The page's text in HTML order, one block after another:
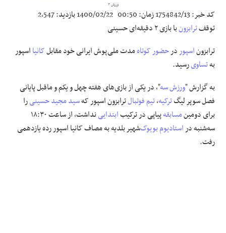
فرهنگی و هنری
ورزش ۳
کد خبر:1754842/13زمان:00:50
1400/02/22بازدید:2,547
توقفترابزونبا بازی ۲ دقیقه‌ای حسینی
ترابزوناسپوردرحضور کوتاهمدت ملی‌پوش ایرانی خود مقابلکانیااسپور
بهتساویرسید.
به گزارش "ورزش سه"، در یکی از بازی‌های هفته چهل و یکم و ماقبل پایانی
فصل سوپر لیگترکیه،تیم فوتبالترابزون اسپور کهسید مجید حسینیرا
برای دومینمسابقهپیاپی در ترکیبابتدایی
نداشت، از ساعت ۱۸:۳۰
سه‌شنبه دراستادیومبویوک‌شهیر بلدیه به مصاف کانیا اسپور رده یازدهمی
رفت.